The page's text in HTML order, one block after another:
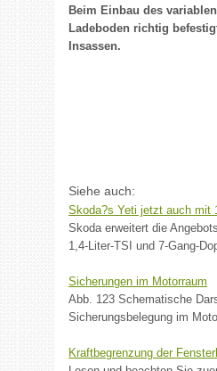
Beim Einbau des
Ladeboden richtig
Insassen.
Siehe auch:
Skoda?s Yeti jetzt auch mit
Skoda erweitert die
1,4-Liter-TSI und 7-Gang-
Sicherungen im Motorraum
Abb. 123 Schematische
Sicherungsbelegung im
Kraftbegrenzung der